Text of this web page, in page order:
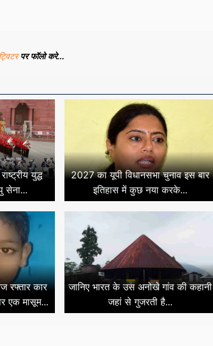
ट्विटरपर फॉलो करे...
युद्ध
सेना...
2027 का यूपी विधानसभा चुनाव इस बार
इतिहास में कुछ नया करके...
कार
एक मासूम...
जानिए भारत के उस अनोखे गांव की कहानी
जहां से गुजरती है...